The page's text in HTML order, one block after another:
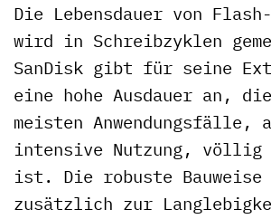
Die Lebensdauer von
wird in Schreibzyklen
SanDisk gibt für seine
eine hohe Ausdauer an,
meisten Anwendungsfälle,
intensive Nutzung, völlig
ist. Die robuste
zusätzlich zur